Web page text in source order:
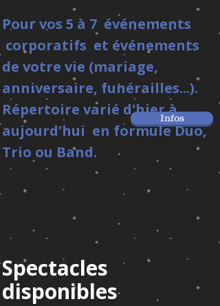
Pour vos 5 à 7 événements
corporatifs et événements
de votre vie (mariage,
anniversaire, funérailles...).
Répertoire varié d'hier à
aujourd'hui en formule Duo,
Trio ou Band.
Infos
Spectacles
disponibles